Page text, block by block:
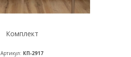
Комплект
Артикул: КП-2917